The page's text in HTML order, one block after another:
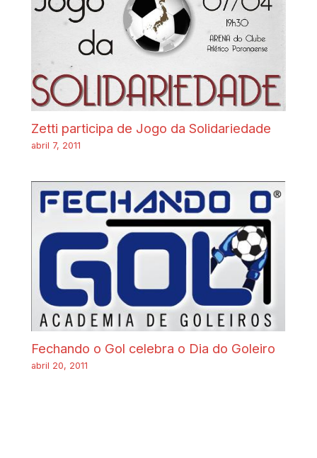
Zetti participa de Jogo da Solidariedade
abril 7, 2011
Fechando o Gol celebra o Dia do Goleiro
abril 20, 2011